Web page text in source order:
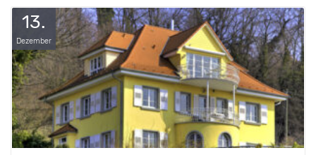
13.
Dezember